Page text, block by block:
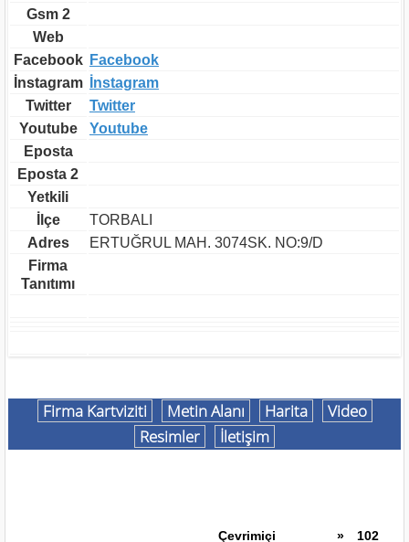
Gsm 2
Web
Facebook Facebook
İnstagram
İnstagram
Twitter
Twitter
Youtube
Youtube
Eposta
Eposta 2
Yetkili
İlçe
TORBALI
Adres
ERTUĞRUL MAH. 3074SK. NO:9/D
Firma
Tanıtımı
Firma Kartviziti Metin Alanı Harita
Video
Resimler
İletişim
Çevrimiçi » 102